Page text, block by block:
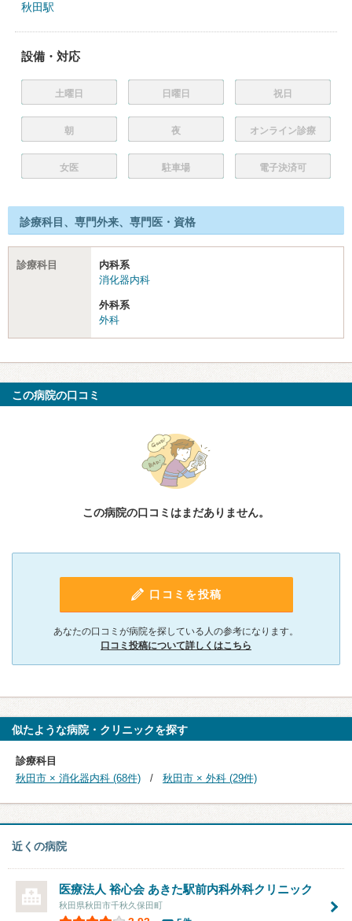
秋田駅
設備・対応
土曜日 日曜日 祝日
朝 夜 オンライン診療
女医 駐車場 電子決済可
診療科目、専門外来、専門医・資格
診療科目
内科系
消化器内科
外科系
外科
この病院の口コミ
この病院の口コミはまだありません。
口コミを投稿
あなたの口コミが病院を探している人の参考になります。
口コミ投稿について詳しくはこちら
似たような病院・クリニックを探す
診療科目
秋田市 × 消化器内科 (68件)
秋田市 × 外科 (29件)
近くの病院
医療法人 裕心会 あきた駅前内科外科クリニック
秋田県秋田市千秋久保田町